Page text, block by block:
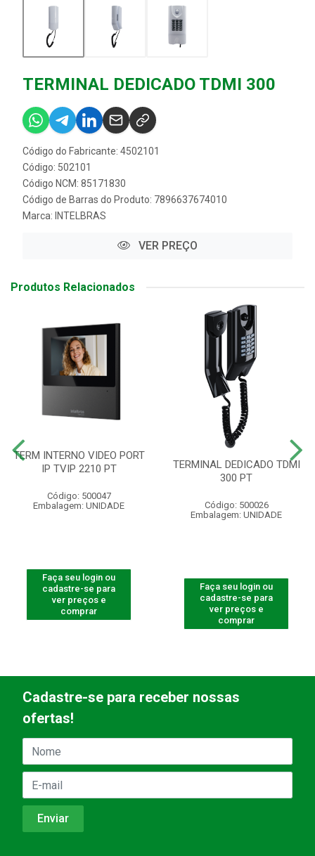
TERMINAL DEDICADO TDMI 300
Código do Fabricante: 4502101
Código: 502101
Código NCM: 85171830
Código de Barras do Produto: 7896637674010
Marca: INTELBRAS
VER PREÇO
Produtos Relacionados
TERM INTERNO VIDEO PORT
IP TVIP 2210 PT
Código: 500047
Embalagem: UNIDADE
Faça seu login ou
cadastre-se para
ver preços e
comprar
TERMINAL DEDICADO TDMI
300 PT
Código: 500026
Embalagem: UNIDADE
Faça seu login ou
cadastre-se para
ver preços e
comprar
Cadastre-se para receber nossas
ofertas!